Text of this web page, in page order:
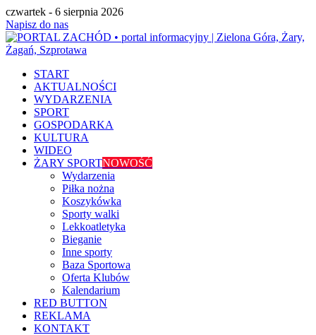
czwartek - 6 sierpnia 2026
Napisz do nas
START
AKTUALNOŚCI
WYDARZENIA
SPORT
GOSPODARKA
KULTURA
WIDEO
ŻARY SPORTNOWOŚĆ
Wydarzenia
Piłka nożna
Koszykówka
Sporty walki
Lekkoatletyka
Bieganie
Inne sporty
Baza Sportowa
Oferta Klubów
Kalendarium
RED BUTTON
REKLAMA
KONTAKT